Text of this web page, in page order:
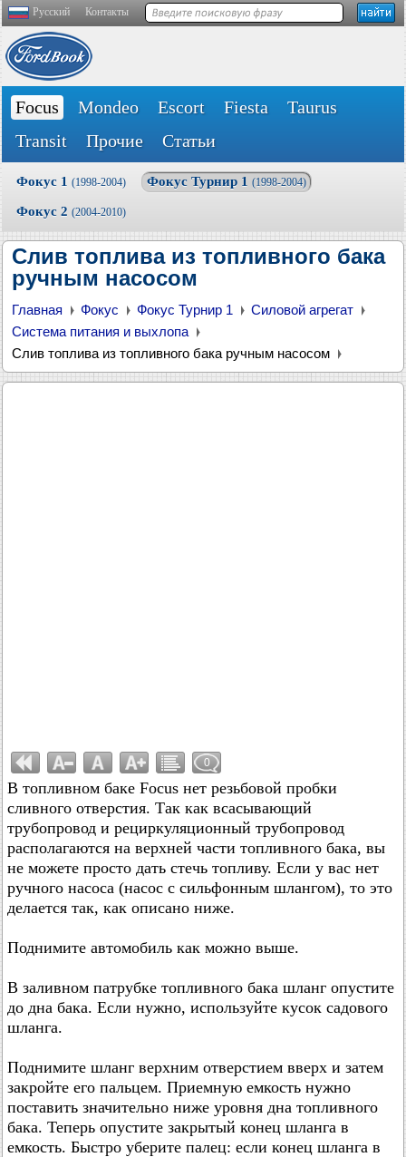
Русский Контакты
Focus Mondeo Escort Fiesta
Taurus
Transit
Прочие Статьи
Фокус 1 (1998-2004) Фокус Турнир 1 (1998-2004)
Фокус 2 (2004-2010)
Слив топлива из топливного бака
ручным насосом
Главная Фокус Фокус Турнир 1
Силовой агрегат
Система питания и выхлопа
Слив топлива из топливного бака ручным насосом
0
В топливном баке Focus нет резьбовой пробки
сливного отверстия. Так как всасывающий
трубопровод и рециркуляционный трубопровод
располагаются на верхней части топливного бака, вы
не можете просто дать стечь топливу. Если у вас нет
ручного насоса (насос с сильфонным шлангом), то это
делается так, как описано ниже.
Поднимите автомобиль как можно выше.
В заливном патрубке топливного бака шланг опустите
до дна бака. Если нужно, используйте кусок садового
шланга.
Поднимите шланг верхним отверстием вверх и затем
закройте его пальцем. Приемную емкость нужно
поставить значительно ниже уровня дна топливного
бака. Теперь опустите закрытый конец шланга в
емкость. Быстро уберите палец: если конец шланга в